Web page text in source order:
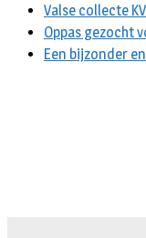
Valse collecte
Oppas gezocht
Een bijzonder